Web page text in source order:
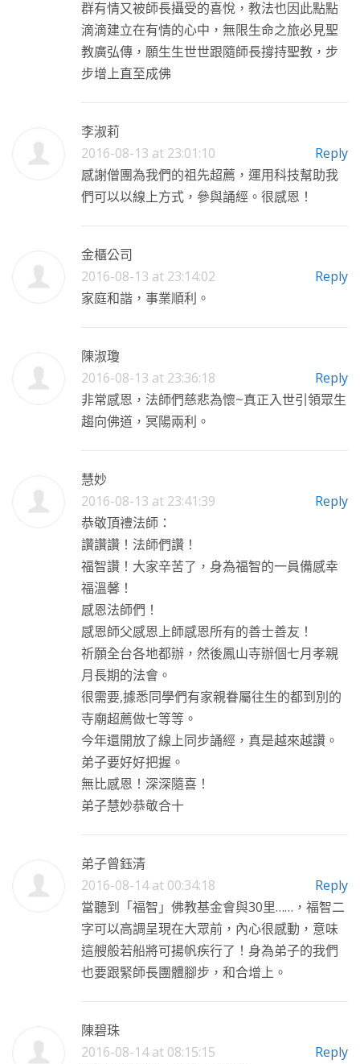
群有情又被師長攝受的喜悅，教法也因此點點
滴滴建立在有情的心中，無限生命之旅必見聖
教廣弘傳，願生生世世跟隨師長撐持聖教，步
步增上直至成佛
李淑莉
2016-08-13 at 23:01:10
Reply
感謝僧團為我們的祖先超薦，運用科技幫助我
們可以以線上方式，參與誦經。很感恩！
金櫃公司
2016-08-13 at 23:14:02
Reply
家庭和諧，事業順利。
陳淑瓊
2016-08-13 at 23:36:18
Reply
非常感恩，法師們慈悲為懷~真正入世引領眾生
趨向佛道，冥陽兩利。
慧妙
2016-08-13 at 23:41:39
Reply
恭敬頂禮法師：
讚讚讚！法師們讚！
福智讚！大家辛苦了，身為福智的一員備感幸
福溫馨！
感恩法師們！
感恩師父感恩上師感恩所有的善士善友！
祈願全台各地都辦，然後鳳山寺辦個七月孝親
月長期的法會。
很需要,據悉同學們有家親眷屬往生的都到別的
寺廟超薦做七等等。
今年還開放了線上同步誦經，真是越來越讚。
弟子要好好把握。
無比感恩！深深隨喜！
弟子慧妙恭敬合十
弟子曾鈺清
2016-08-14 at 00:34:18
Reply
當聽到「福智」佛教基金會與30里……，福智二
字可以高調呈現在大眾前，內心很感動，意味
這艘般若船將可揚帆疾行了！身為弟子的我們
也要跟緊師長團體腳步，和合增上。
陳碧珠
2016-08-14 at 08:15:15
Reply